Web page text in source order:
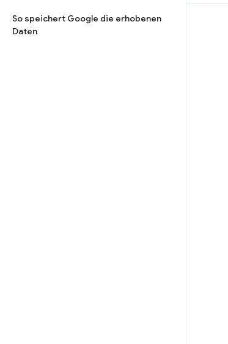
So speichert Google die erhobenen
Daten